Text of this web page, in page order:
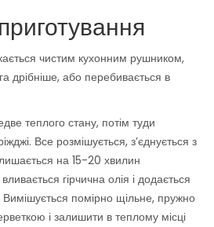
чистим кухонним рушником,
дрібніше, або перебивається в
теплого стану, потім туди
Все розмішується, з’єднується з
на 15-20 хвилин
гірчична олія і додається
помірно щільне, пружно
і залишити в теплому місці